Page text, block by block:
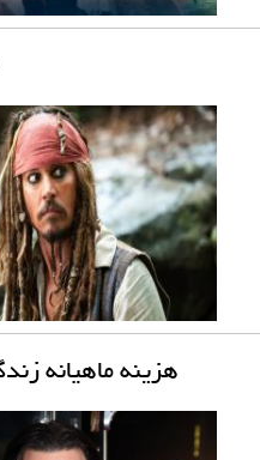
هزینه ماهیانه